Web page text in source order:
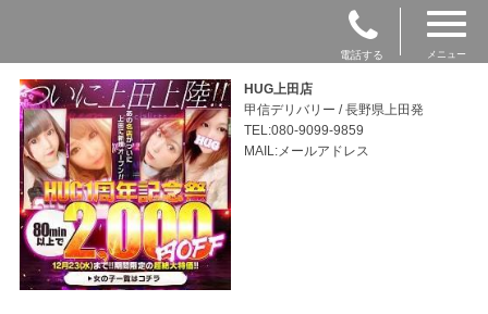
電話する メニュー
HUG上田店
甲信デリバリー / 長野県上田発
TEL:080-9099-9859
MAIL:メールアドレス